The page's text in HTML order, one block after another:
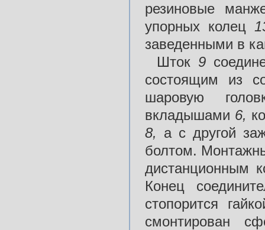
резиновые
упорных колец
заведенными в
Шток 9
состоящим из
шаровую
вкладышами 6,
8, а с другой
болтом.
дистанционным
Конец
стопорится
смонтирован